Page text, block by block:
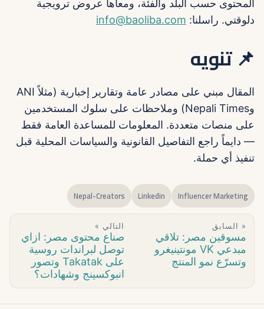
المحتوى حسب البلد والفئة، ومعاها عروض ترويجية
دلوقتي. راسلنا: info@baoliba.com
📌 تنويه
المقال مبني على مصادر عامة وتقارير إخبارية (مثلاً ANI
وNepali Times) وملاحظات على سلوك المستخدمين
على منصات متعددة. المعلومات للمساعدة العامة فقط
— دايماً راجع التفاصيل القانونية والسياسات المحلية قبل
تنفيذ أي حملة.
Influencer Marketing
Linkedin
Nepal-Creators
« السابق
مسوقين مصر: تلاقي
مبدعي VK مونتينيغرو
وتسرّع نمو المنتج
التالي »
صناع محتوى مصر: ازاي
توصل لبراندات روسية
على Takatak وتصور
انبوكسينج وشهادات؟